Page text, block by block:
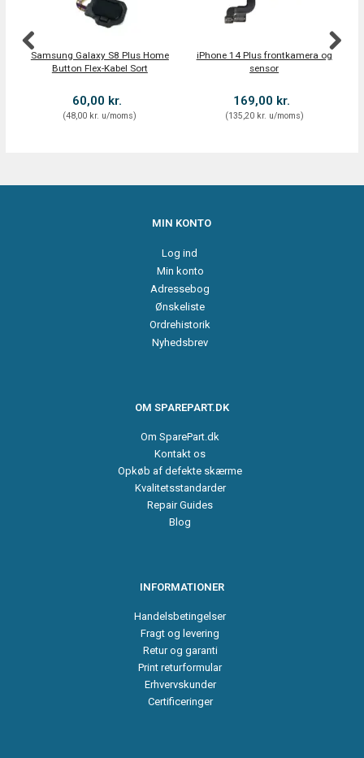
Samsung Galaxy S8 Plus Home
Button Flex-Kabel Sort
60,00 kr.
(48,00 kr. u/moms)
iPhone 14 Plus frontkamera og
sensor
169,00 kr.
(135,20 kr. u/moms)
MIN KONTO
Log ind
Min konto
Adressebog
Ønskeliste
Ordrehistorik
Nyhedsbrev
OM SPAREPART.DK
Om SparePart.dk
Kontakt os
Opkøb af defekte skærme
Kvalitetsstandarder
Repair Guides
Blog
INFORMATIONER
Handelsbetingelser
Fragt og levering
Retur og garanti
Print returformular
Erhvervskunder
Certificeringer